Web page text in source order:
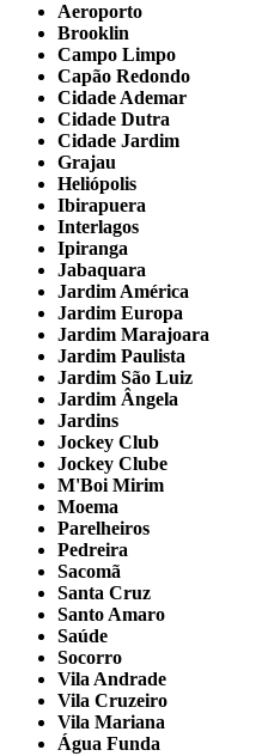
Aeroporto
Brooklin
Campo Limpo
Capão Redondo
Cidade Ademar
Cidade Dutra
Cidade Jardim
Grajau
Heliópolis
Ibirapuera
Interlagos
Ipiranga
Jabaquara
Jardim América
Jardim Europa
Jardim Marajoara
Jardim Paulista
Jardim São Luiz
Jardim Ângela
Jardins
Jockey Club
Jockey Clube
M'Boi Mirim
Moema
Parelheiros
Pedreira
Sacomã
Santa Cruz
Santo Amaro
Saúde
Socorro
Vila Andrade
Vila Cruzeiro
Vila Mariana
Água Funda